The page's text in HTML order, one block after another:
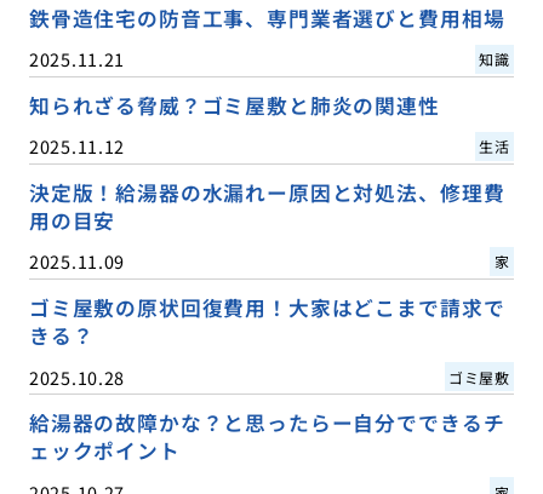
鉄骨造住宅の防音工事、専門業者選びと費用相場
2025.11.21 知識
知られざる脅威？ゴミ屋敷と肺炎の関連性
2025.11.12 生活
決定版！給湯器の水漏れー原因と対処法、修理費
用の目安
2025.11.09 家
ゴミ屋敷の原状回復費用！大家はどこまで請求で
きる？
2025.10.28 ゴミ屋敷
給湯器の故障かな？と思ったらー自分でできるチ
ェックポイント